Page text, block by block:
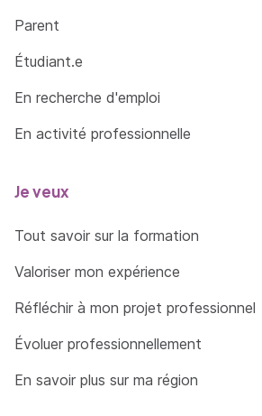
Parent
Étudiant.e
En recherche d'emploi
En activité professionnelle
Je veux
Tout savoir sur la formation
Valoriser mon expérience
Réfléchir à mon projet professionnel
Évoluer professionnellement
En savoir plus sur ma région